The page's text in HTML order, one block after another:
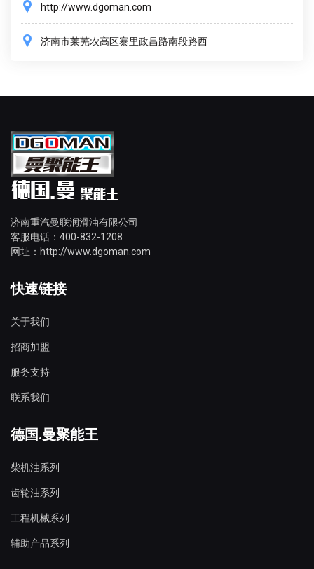
http://www.dgoman.com
济南市莱芜农高区寨里政昌路南段路西
济南重汽曼联润滑油有限公司
客服电话：400-832-1208
网址：http://www.dgoman.com
快速链接
关于我们
招商加盟
服务支持
联系我们
德国.曼聚能王
柴机油系列
齿轮油系列
工程机械系列
辅助产品系列